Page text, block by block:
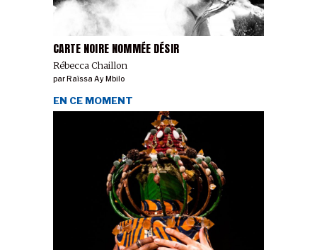
CARTE NOIRE NOMMÉE DÉSIR
Rébecca Chaillon
parRaïssa Ay Mbilo
EN CE MOMENT